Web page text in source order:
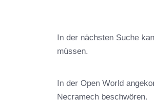
In der nächsten Suche
müssen.
In der Open World
Necramech beschwören.